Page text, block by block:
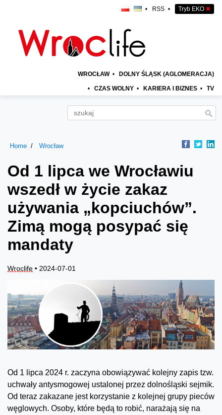
• RSS • Tryb EKO ✖
WROCŁAW • DOLNY ŚLĄSK (AGLOMERACJA)
• CZAS WOLNY • KARIERA I BIZNES • TV
Home Wrocław
Od 1 lipca we Wrocławiu
wszedł w życie zakaz
używania „kopciuchów”.
Zimą mogą posypać się
mandaty
Wroclife • 2024-07-01
Od 1 lipca 2024 r. zaczyna obowiązywać kolejny zapis tzw.
uchwały antysmogowej ustalonej przez dolnośląski sejmik.
Od teraz zakazane jest korzystanie z kolejnej grupy pieców
węglowych. Osoby, które będą to robić, narażają się na